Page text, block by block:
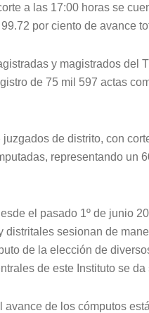
a las 17:00 horas se
por ciento de avance
y magistrados del
de 75 mil 597 actas
de distrito, con
representando un
el pasado 1º de junio
distritales sesionan de
de la elección de
de este Instituto se
avance de los cómputos